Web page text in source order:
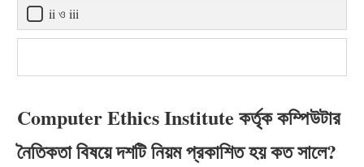
ii ও iii
Computer Ethics Institute কর্তৃক কম্পিউটার
নৈতিকতা বিষয়ে দশটি নিয়ম প্রকাশিত হয় কত সালে?